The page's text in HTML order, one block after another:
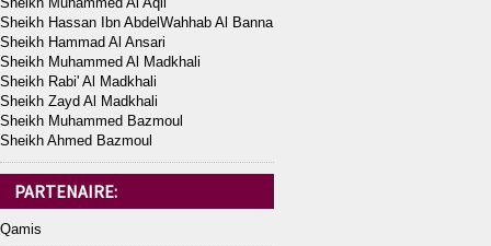
Sheikh Hassan Ibn AbdelWahhab Al Banna
Sheikh Hammad Al Ansari
Sheikh Muhammed Al Madkhali
Sheikh Rabi' Al Madkhali
Sheikh Zayd Al Madkhali
Sheikh Muhammed Bazmoul
Sheikh Ahmed Bazmoul
PARTENAIRE:
Qamis